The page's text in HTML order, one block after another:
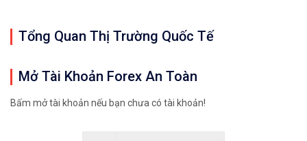
𝘟𝘦𝘮 𝘤𝘩𝘪 𝘵𝘪ế𝘵: https://chungkhoanforex.com/12-
Tổng Quan Thị Trường Quốc Tế
Mở Tài Khoản Forex An Toàn
Bấm mở tài khoản nếu bạn chưa có tài khoản!